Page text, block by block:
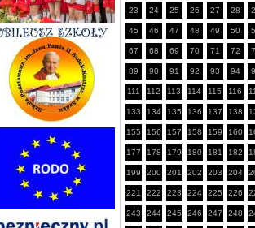
23 24 25 26 27 28
45 46 47 48 49 50
67 68 69 70 71 72
89 90 91 92 93 94
111 112 113 114 115 116
133 134 135 136 137 138
155 156 157 158 159 160
177 178 179 180 181 182
199 200 201 202 203 204
221 222 223 224 225 226
243 244 245 246 247 248